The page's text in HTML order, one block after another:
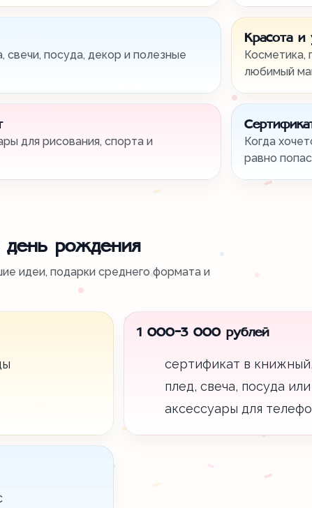
свечи, посуда, декор и полезные
Красота и
Косметика,
любимый
для рисования, спорта и
Когда
равно
день рождения
идеи, подарки среднего формата и
1 000-3 000 рублей
сертификат в
плед, свеча, посуда
аксессуары для